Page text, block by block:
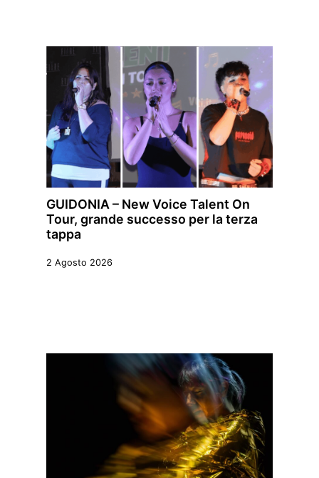
GUIDONIA – New Voice Talent On
Tour, grande successo per la terza
tappa
2 Agosto 2026